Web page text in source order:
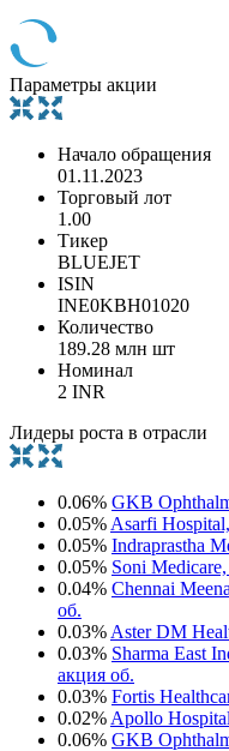
Параметры акции
Начало обращения
01.11.2023
Торговый лот
1.00
Тикер
BLUEJET
ISIN
INE0KBH01020
Количество
189.28 млн шт
Номинал
2 INR
Лидеры роста в отрасли
0.06% GKB
0.05% Asarfi
0.05% Indraprastha
0.05% Soni
0.04% Chennai
об.
0.03% Aster DM
0.03% Sharma East
акция об.
0.03% Fortis
0.02% Apollo
0.06% GKB